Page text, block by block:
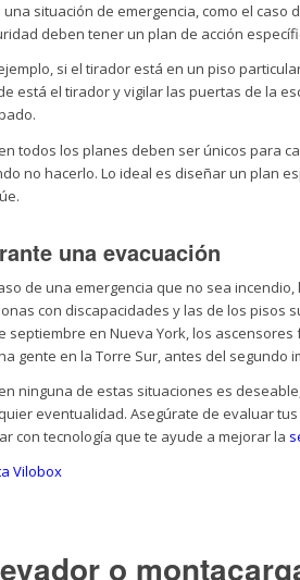
una situación de emergencia, como el
deben tener un plan de acción
si el tirador está en un piso
está el tirador y vigilar las puertas de la
todos los planes deben ser únicos para
no hacerlo. Lo ideal es diseñar un plan
una evacuación
de una emergencia que no sea
con discapacidades y las de los pisos
septiembre en Nueva York, los
gente en la Torre Sur, antes del segundo
ninguna de estas situaciones es
eventualidad. Asegúrate de evaluar
con tecnología que te ayude a mejorar la
o